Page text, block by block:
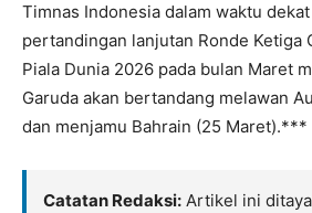
Timnas Indonesia dalam waktu
pertandingan lanjutan Ronde Ketiga
Piala Dunia 2026 pada bulan Maret
Garuda akan bertandang melawan
dan menjamu Bahrain (25 Maret).***
Catatan Redaksi: Artikel ini